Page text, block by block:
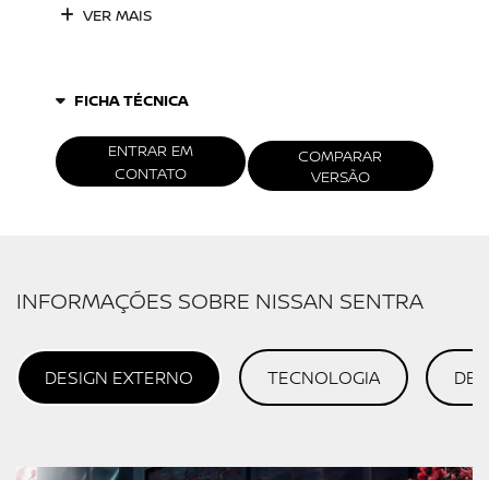
VER MAIS
FICHA TÉCNICA
ENTRAR EM
CONTATO
COMPARAR
VERSÃO
INFORMAÇÕES SOBRE NISSAN SENTRA
DESIGN EXTERNO TECNOLOGIA